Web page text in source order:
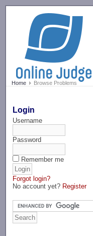
Home Browse Problems
Login
Username
Password
Remember me
Forgot login?
No account yet? Register